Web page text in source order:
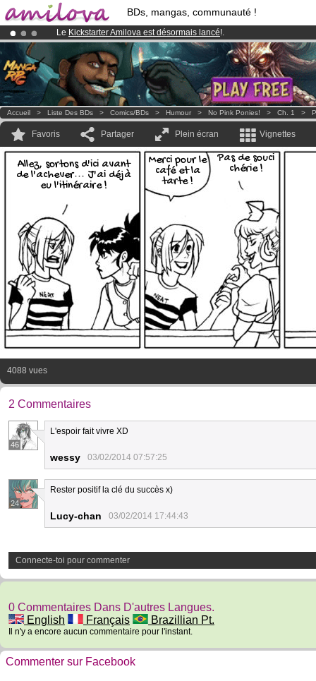
BDs, mangas, communauté !
Le Kickstarter Amilova est désormais lancé!.
Abonnement premium: à partir de3.95 eurospar mois !Clique ici
Déjà 100000membreset 1000BDs & Mangas!
Accueil > Liste Des BDs > Comics/BDs > Humour > No Pink Ponies! > Ch. 1 >
Favoris Partager Plein écran Vignettes
Allez, sortons d'ici avant
de l'achever... J'ai déjà
eu l'itinéraire !
Merci pour le
café et la
tarte !
Pas de souci
chérie !
4088 vues
2 Commentaires
46
L'espoir fait vivre XD
wessy 03/02/2014 07:57:25
24
Rester positif la clé du succès x)
Lucy-chan 03/02/2014 17:44:43
Connecte-toi pour commenter
0 Commentaires Dans D'autres Langues.
English
Français Brazillian Pt.
Il n'y a encore aucun commentaire pour l'instant.
Commenter sur Facebook